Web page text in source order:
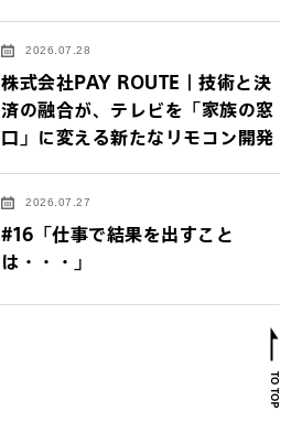
2026.07.28
株式会社PAY ROUTE｜技術と決
済の融合が、テレビを「家族の窓
口」に変える新たなリモコン開発
2026.07.27
#16「仕事で結果を出すこと
は・・・」